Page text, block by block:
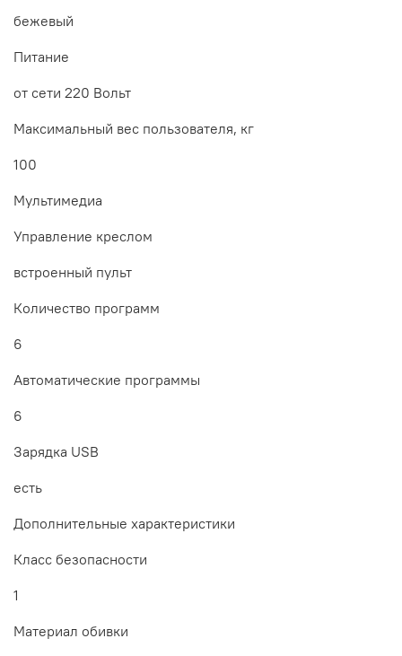
бежевый
Питание
от сети 220 Вольт
Максимальный вес пользователя, кг
100
Мультимедиа
Управление креслом
встроенный пульт
Количество программ
6
Автоматические программы
6
Зарядка USB
есть
Дополнительные xарактеристики
Класс безопасности
1
Материал обивки